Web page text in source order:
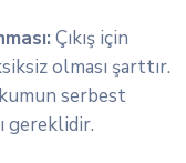
Çıkış için
olması şarttır.
serbest
gereklidir.